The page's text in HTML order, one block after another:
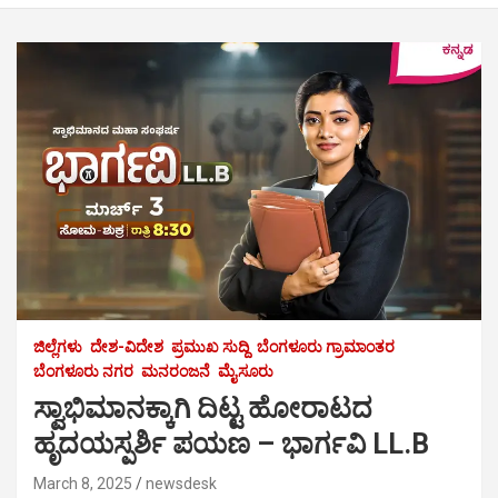
ಜಿಲ್ಲೆಗಳು ದೇಶ-ವಿದೇಶ ಪ್ರಮುಖ ಸುದ್ದಿ ಬೆಂಗಳೂರು ಗ್ರಾಮಾಂತರ
ಬೆಂಗಳೂರು ನಗರ ಮನರಂಜನೆ ಮೈಸೂರು
ಸ್ವಾಭಿಮಾನಕ್ಕಾಗಿ ದಿಟ್ಟ ಹೋರಾಟದ
ಹೃದಯಸ್ಪರ್ಶಿ ಪಯಣ – ಭಾರ್ಗವಿ LL.B
March 8, 2025 newsdesk